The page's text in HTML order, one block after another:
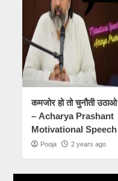
कमजोर हो तो चुनौती उठाओ
– Acharya Prashant
Motivational Speech
Pooja 2 years ago